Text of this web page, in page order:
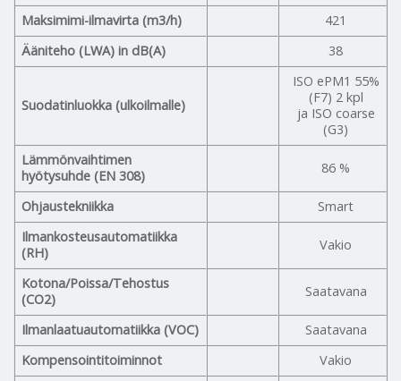
Maksimimi-ilmavirta (m3/h)
421
Ääniteho (LWA) in dB(A)
38
Suodatinluokka (ulkoilmalle)
ISO ePM1 55%
(F7) 2 kpl
ja ISO coarse
(G3)
Lämmönvaihtimen
hyötysuhde (EN 308)
86 %
Ohjaustekniikka
Smart
Ilmankosteusautomatiikka
(RH)
Vakio
Kotona/Poissa/Tehostus
(CO2)
Saatavana
Ilmanlaatuautomatiikka (VOC)
Saatavana
Kompensointitoiminnot
Vakio